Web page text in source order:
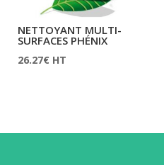
NETTOYANT MULTI-
SURFACES PHÉNIX
26.27€ HT